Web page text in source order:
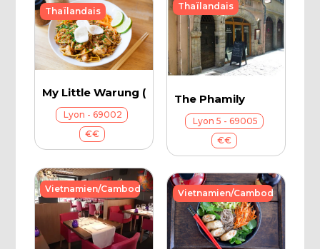
My Little Warung (Mercière)
Lyon - 69002
€€
Thaïlandais
The Phamily
Lyon 5 - 69005
€€
Thaïlandais
Vietnamien/Cambodgien Vietnamien/Cambodgien